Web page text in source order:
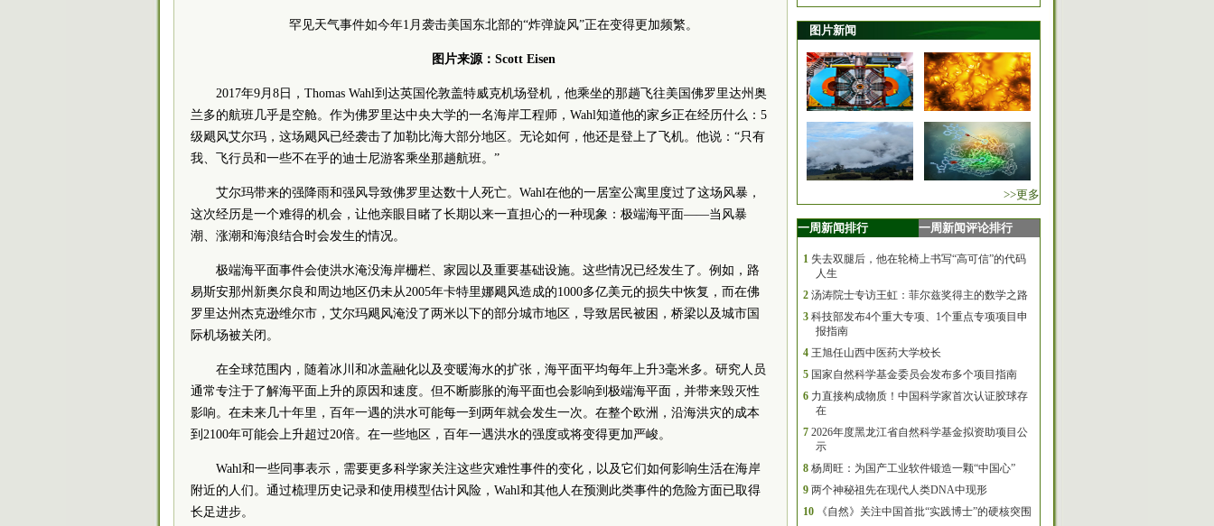
罕见天气事件如今年1月袭击美国东北部的“炸弹旋风”正在变得更加频繁。
图片来源：Scott Eisen
2017年9月8日，Thomas Wahl到达英国伦敦盖特威克机场登机，他乘坐的那趟飞往美国佛罗里达州奥
兰多的航班几乎是空舱。作为佛罗里达中央大学的一名海岸工程师，Wahl知道他的家乡正在经历什么：5
级飓风艾尔玛，这场飓风已经袭击了加勒比海大部分地区。无论如何，他还是登上了飞机。他说：“只有
我、飞行员和一些不在乎的迪士尼游客乘坐那趟航班。”
艾尔玛带来的强降雨和强风导致佛罗里达数十人死亡。Wahl在他的一居室公寓里度过了这场风暴，
这次经历是一个难得的机会，让他亲眼目睹了长期以来一直担心的一种现象：极端海平面——当风暴
潮、涨潮和海浪结合时会发生的情况。
极端海平面事件会使洪水淹没海岸栅栏、家园以及重要基础设施。这些情况已经发生了。例如，路
易斯安那州新奥尔良和周边地区仍未从2005年卡特里娜飓风造成的1000多亿美元的损失中恢复，而在佛
罗里达州杰克逊维尔市，艾尔玛飓风淹没了两米以下的部分城市地区，导致居民被困，桥梁以及城市国
际机场被关闭。
在全球范围内，随着冰川和冰盖融化以及变暖海水的扩张，海平面平均每年上升3毫米多。研究人员
通常专注于了解海平面上升的原因和速度。但不断膨胀的海平面也会影响到极端海平面，并带来毁灭性
影响。在未来几十年里，百年一遇的洪水可能每一到两年就会发生一次。在整个欧洲，沿海洪灾的成本
到2100年可能会上升超过20倍。在一些地区，百年一遇洪水的强度或将变得更加严峻。
Wahl和一些同事表示，需要更多科学家关注这些灾难性事件的变化，以及它们如何影响生活在海岸
附近的人们。通过梳理历史记录和使用模型估计风险，Wahl和其他人在预测此类事件的危险方面已取得
长足进步。
图片新闻
>>更多
一周新闻排行 一周新闻评论排行
1 失去双腿后，他在轮椅上书写“高可信”的代码
人生
2 汤涛院士专访王虹：菲尔兹奖得主的数学之路
3 科技部发布4个重大专项、1个重点专项项目申
报指南
4 王旭任山西中医药大学校长
5 国家自然科学基金委员会发布多个项目指南
6 力直接构成物质！中国科学家首次认证胶球存
在
7 2026年度黑龙江省自然科学基金拟资助项目公
示
8 杨周旺：为国产工业软件锻造一颗“中国心”
9 两个神秘祖先在现代人类DNA中现形
10
《自然》关注中国首批“实践博士”的硬核突围